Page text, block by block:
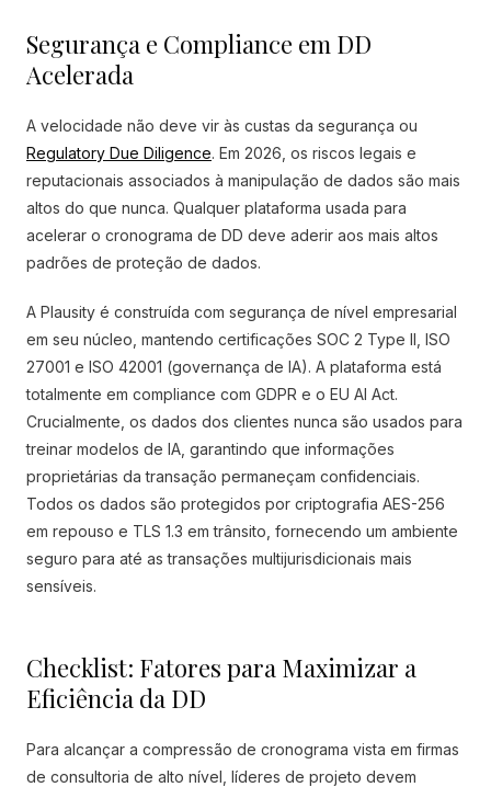
Segurança e Compliance em DD
Acelerada
A velocidade não deve vir às custas da segurança ou
Regulatory Due Diligence. Em 2026, os riscos legais e
reputacionais associados à manipulação de dados são mais
altos do que nunca. Qualquer plataforma usada para
acelerar o cronograma de DD deve aderir aos mais altos
padrões de proteção de dados.
A Plausity é construída com segurança de nível empresarial
em seu núcleo, mantendo certificações SOC 2 Type II, ISO
27001 e ISO 42001 (governança de IA). A plataforma está
totalmente em compliance com GDPR e o EU AI Act.
Crucialmente, os dados dos clientes nunca são usados para
treinar modelos de IA, garantindo que informações
proprietárias da transação permaneçam confidenciais.
Todos os dados são protegidos por criptografia AES-256
em repouso e TLS 1.3 em trânsito, fornecendo um ambiente
seguro para até as transações multijurisdicionais mais
sensíveis.
Checklist: Fatores para Maximizar a
Eficiência da DD
Para alcançar a compressão de cronograma vista em firmas
de consultoria de alto nível, líderes de projeto devem